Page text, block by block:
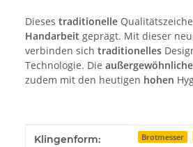
Dieses traditionelle
Handarbeit geprägt. Mit dieser
verbinden sich traditionelles
Technologie. Die außergewöhnliche
zudem mit den heutigen hohen
Produkteigenschaft
Wert
Klingenform: Brotmesser